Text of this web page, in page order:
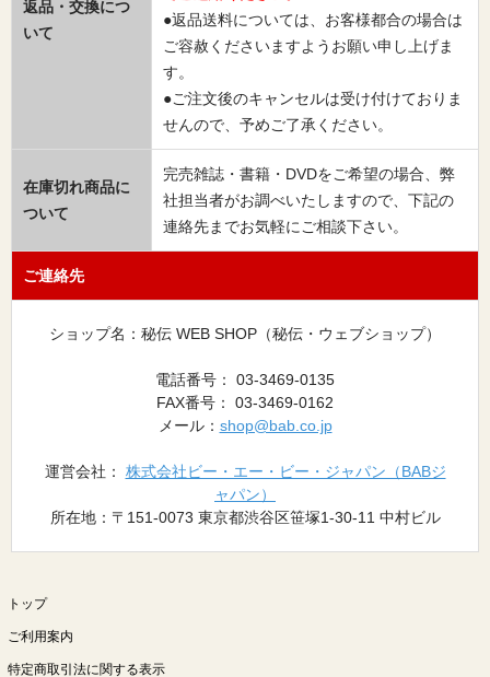
返品・交換につ
いて
●返品送料については、お客様都合の場合は
ご容赦くださいますようお願い申し上げま
す。
●ご注文後のキャンセルは受け付けておりま
せんので、予めご了承ください。
在庫切れ商品に
ついて
完売雑誌・書籍・DVDをご希望の場合、弊
社担当者がお調べいたしますので、下記の
連絡先までお気軽にご相談下さい。
ご連絡先
ショップ名：秘伝 WEB SHOP（秘伝・ウェブショップ）
電話番号： 03-3469-0135
FAX番号： 03-3469-0162
メール： shop@bab.co.jp
運営会社： 株式会社ビー・エー・ビー・ジャパン（BABジ
ャパン）
所在地：〒151-0073 東京都渋谷区笹塚1-30-11 中村ビル
トップ
ご利用案内
特定商取引法に関する表示